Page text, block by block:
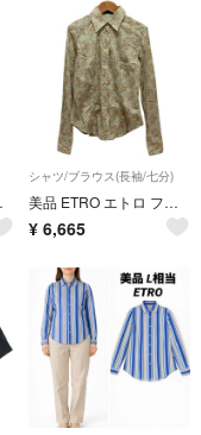
ルク混 42
シャツ/ブラウス(長袖/七分)
美品 ETRO エトロ フラワープリント 長袖 コットン ストレッチシャツ 40 ベージュ レディース 古着 中古 USED
¥ 6,665